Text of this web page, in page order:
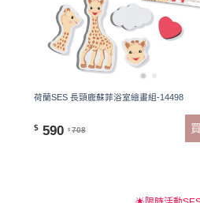
荷蘭SES 長頸鹿蘇菲浴室繪畫組-14498
$ 590 $ 708